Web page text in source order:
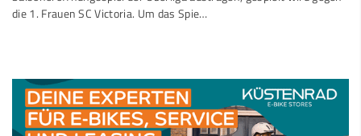
die 1. Frauen SC Victoria. Um das Spie…